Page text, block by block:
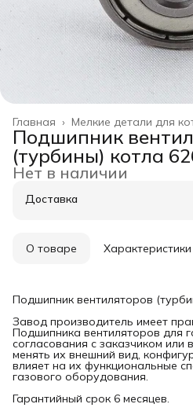
Мелкие детали для
Главная ›
Подшипник
(турбины) котла
Нет в наличии
Доставка
О товаре Характеристики
Подшипник вентиляторов
Завод производитель имеет
Подшипника вентиляторов для
согласования с заказчиком
менять их внешний вид,
влияет на их функциональные
газового оборудования.
Гарантийный срок 6 месяцев.